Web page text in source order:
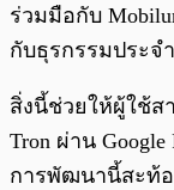
ร่วมมือกับ
กับธุรกรรมประจ
สิ่งนี้ช่วยให้ผู้ใช้ส
Tron ผ่าน
การพัฒนานี้สะท้